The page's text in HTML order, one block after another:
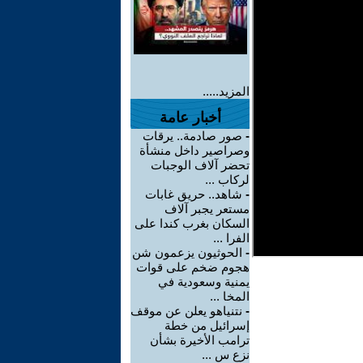
المزيد.....
أخبار عامة
- صور صادمة.. يرقات
وصراصير داخل منشأة
تحضر آلاف الوجبات
لركاب ...
- شاهد.. حريق غابات
مستعر يجبر آلاف
السكان بغرب كندا على
الفرا ...
- الحوثيون يزعمون شن
هجوم ضخم على قوات
يمنية وسعودية في
المخا ...
- نتنياهو يعلن عن موقف
إسرائيل من خطة
ترامب الأخيرة بشأن
نزع س ...